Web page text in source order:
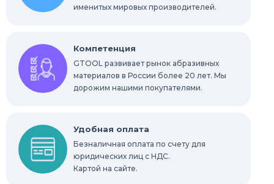
именитых мировых производителей.
Компетенция
GTOOL развивает рынок абразивных
материалов в России более 20 лет. Мы
дорожим нашими покупателями.
Удобная оплата
Безналичная оплата по счету для
юридических лиц с НДС.
Картой на сайте.